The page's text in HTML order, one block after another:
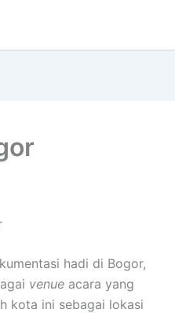
hadi di Bogor,
venueacara yang
kota ini sebagai lokasi